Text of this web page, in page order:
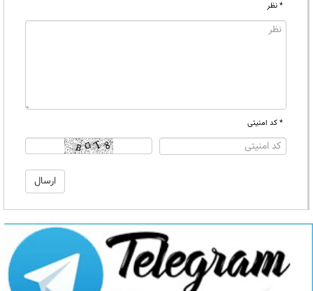
* نظر
* کد امنیتی